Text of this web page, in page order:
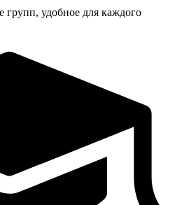
удобное для каждого